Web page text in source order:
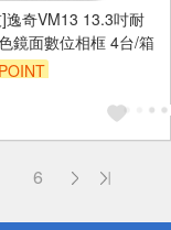
逸奇VM13 13.3吋耐
鏡面數位相框 4台/箱
6